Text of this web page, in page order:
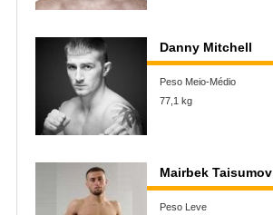
Danny Mitchell
Peso Meio-Médio
77,1 kg
Mairbek Taisumov
Peso Leve